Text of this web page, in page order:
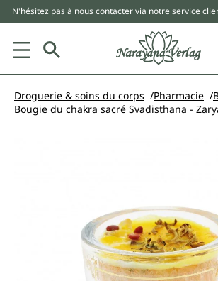
principal
N'hésitez pas à nous contacter via notre service
Droguerie & soins du corps Pharmacie
Bougie du chakra sacré Svadisthana -